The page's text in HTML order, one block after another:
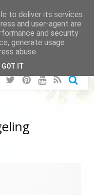
to deliver its services
and user-agent are
and security
generate usage
abuse.
GOT IT